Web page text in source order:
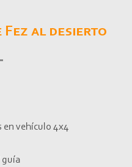
Fez al desierto
en vehículo 4x4
guía